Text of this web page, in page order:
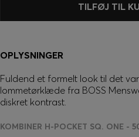
TILFØJ TIL
OPLYSNINGER
Fuldend et formelt look til det
lommetørklæde fra BOSS
diskret kontrast.
KOMBINER H-POCKET SQ. ONE -